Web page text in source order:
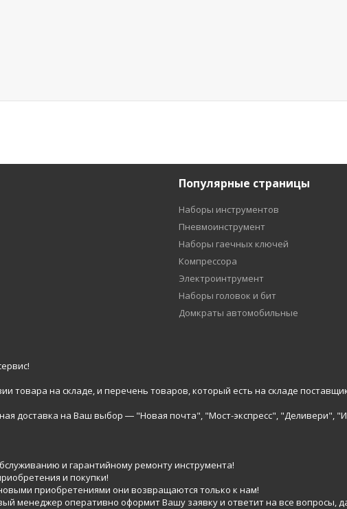
Популярные страницы
Наборы инструментов
Пневмоинструмент
Наборы гаечных ключей
Компрессора
Электроинтрумент
Наборы головок и бит
Домкраты автомобильные
товара на складе, и перечень товаров, который есть на складе
доставка на Ваш выбор ― "Новая почта", "Мост-экспресс", "Деливери",
и гарантийному ремонту инструмента!
и покупки!
приобретениями они возвращаются только к нам!
менеджер оперативно оформит Вашу заявку и ответит на все вопросы,